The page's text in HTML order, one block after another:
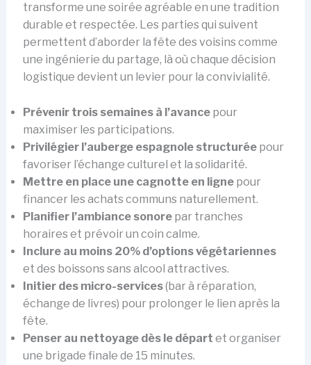
transforme une soirée agréable en une tradition
durable et respectée. Les parties qui suivent
permettent d’aborder la fête des voisins comme
une ingénierie du partage, là où chaque décision
logistique devient un levier pour la convivialité.
Prévenir trois semaines à l’avancepour
maximiser les participations.
Privilégier l’auberge espagnole structuréepour
favoriser l’échange culturel et la solidarité.
Mettre en place une cagnotte en lignepour
financer les achats communs naturellement.
Planifier l’ambiance sonorepar tranches
horaires et prévoir un coin calme.
Inclure au moins 20% d’options végétariennes
et des boissons sans alcool attractives.
Initier des micro-services(bar à réparation,
échange de livres) pour prolonger le lien après la
fête.
Penser au nettoyage dès le départ et organiser
une brigade finale de 15 minutes.